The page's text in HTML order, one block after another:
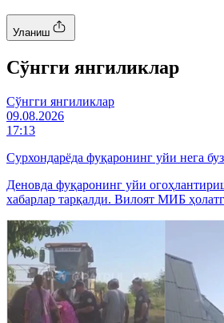
Уланиш
Cўнгги янгиликлар
Cўнгги янгиликлар
09.08.2026
17:13
Сурхондарёда фуқаронинг уйи нега
Деновда фуқаронинг уйи
хабарлар тарқалди. Вилоят МИБ